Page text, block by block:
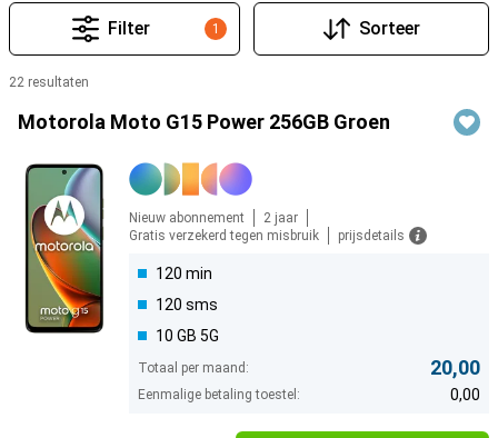
1
Filter Sorteer
22 resultaten
Motorola Moto G15 Power 256GB Groen
Nieuw abonnement
2 jaar
Gratis verzekerd tegen misbruik
prijsdetails
120 min
120 sms
10 GB 5G
Totaal per maand: 20,00
Eenmalige betaling toestel: 0,00